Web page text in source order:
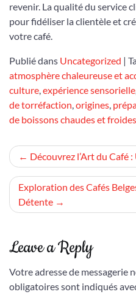
revenir. La qualité du service
pour fidéliser la clientèle et
votre café.
Publié dans Uncategorized |
atmosphère chaleureuse et
culture,expérience sensorielle
de torréfaction,origines,
de boissons chaudes et froides
Navigation
de
l’article
Découvrez l’Art du Café
Exploration des Cafés
Détente
Leave a Reply
Votre adresse de messagerie
obligatoires sont indiqués